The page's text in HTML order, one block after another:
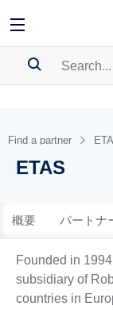
BOOKMARK
Pleaselog in
Find a partner
ETAS
概要 パートナ
Founded in
subsidiary of
countries in